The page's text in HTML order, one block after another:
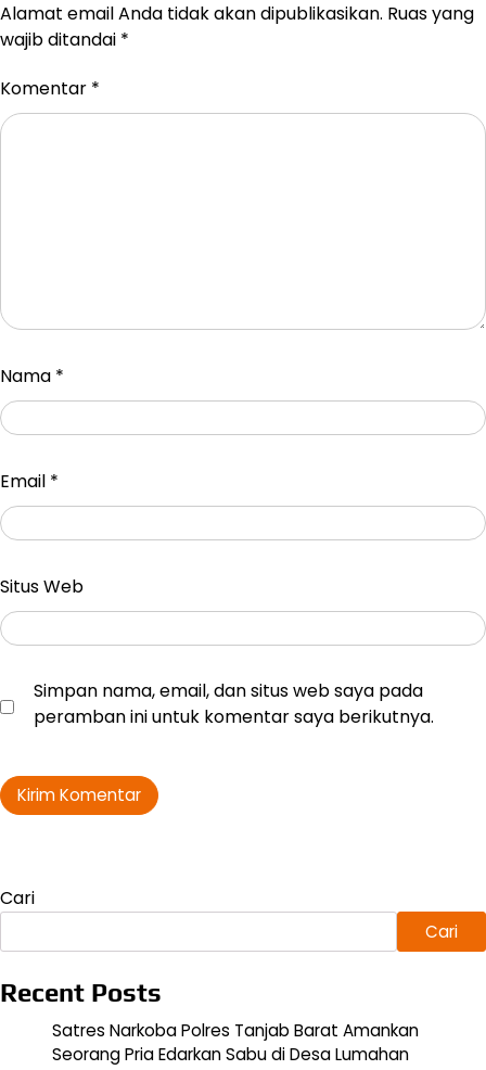
Alamat email Anda tidak akan dipublikasikan. Ruas yang
wajib ditandai *
Komentar *
Nama *
Email *
Situs Web
Simpan nama, email, dan situs web saya pada
peramban ini untuk komentar saya berikutnya.
Cari
Cari
Recent Posts
Satres Narkoba Polres Tanjab Barat Amankan
Seorang Pria Edarkan Sabu di Desa Lumahan